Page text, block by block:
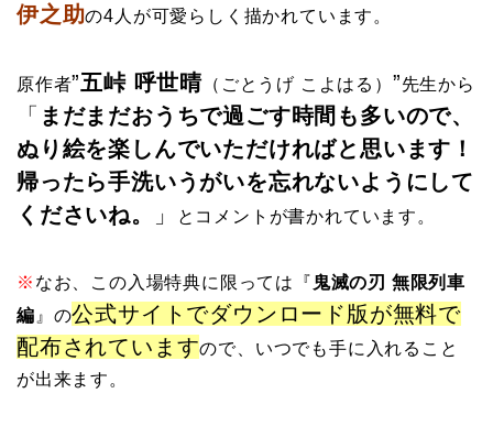
伊之助の4人が可愛らしく描かれています。
原作者”五峠 呼世晴 （ごとうげ こよはる） ”先生から
「 まだまだおうちで過ごす時間も多いので、
ぬり絵を楽しんでいただければと思います！
帰ったら手洗いうがいを忘れないようにして
くださいね。
」 とコメントが書かれています。
※ なお、この入場特典に限っては『 鬼滅の刃 無限列車
編 』の公式サイトでダウンロード版が無料で
配布されていますので、いつでも手に入れること
が出来ます。